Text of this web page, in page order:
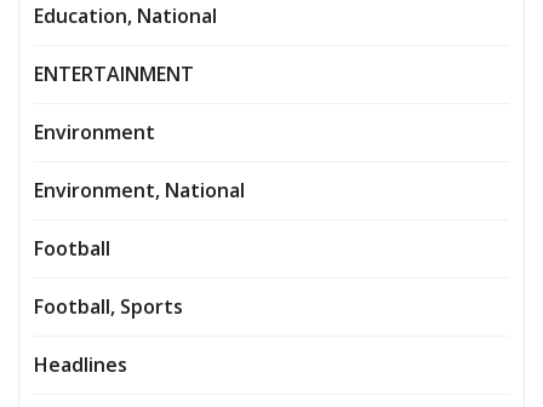
Education, National
ENTERTAINMENT
Environment
Environment, National
Football
Football, Sports
Headlines